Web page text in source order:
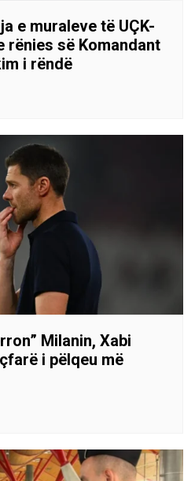
e muraleve të UÇK-
rënies së Komandant
i rëndë
Milanin, Xabi
i pëlqeu më